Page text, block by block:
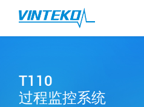
T110
过程监控系统